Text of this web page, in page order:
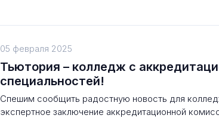
05 февраля 2025
Тьютория – колледж с
специальностей!
Спешим сообщить радостную новость для
экспертное заключение аккредитационной